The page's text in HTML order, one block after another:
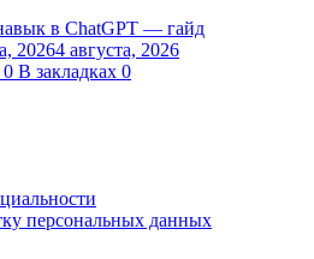
в ChatGPT — гайд
20264 августа, 2026
0 В закладках 0
персональных данных